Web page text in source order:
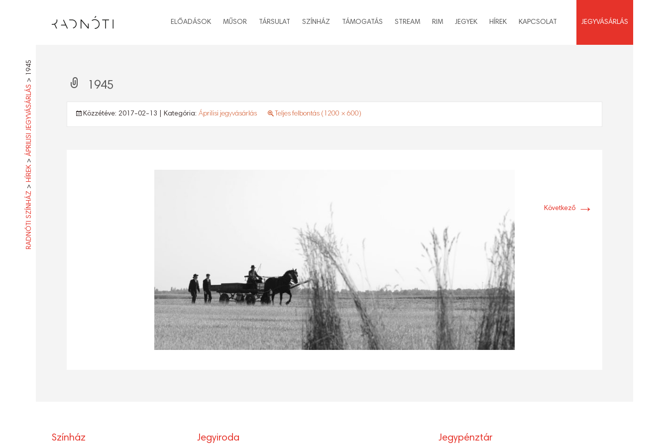
ELŐADÁSOK MŰSOR TÁRSULAT SZÍNHÁZ TÁMOGATÁS STREAM RIM JEGYEK HÍREK KAPCSOLAT JEGYVÁSÁRLÁS
RADNÓTI SZÍNHÁZ
>
HÍREK
>
ÁPRILISI JEGYVÁSÁRLÁS
>
1945
1945
Közzétéve: 2017-02-13 | Kategória: Áprilisi jegyvásárlás Teljes felbontás (1200 × 600)
Következő →
Színház Jegyiroda Jegypénztár